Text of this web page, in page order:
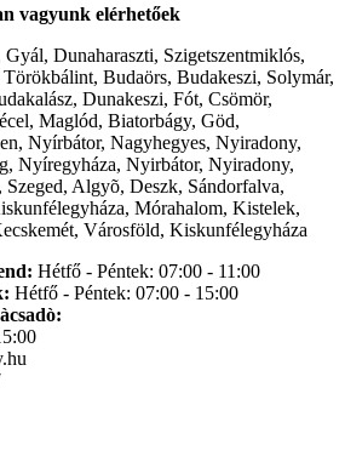
vagyunk elérhetőek
Gyál, Dunaharaszti, Szigetszentmiklós,
Budaörs, Budakeszi, Solymár,
Dunakeszi, Fót, Csömör,
Maglód, Biatorbágy, Göd,
Nyírbátor, Nagyhegyes, Nyiradony,
Nyíregyháza, Nyirbátor, Nyiradony,
Algyõ, Deszk, Sándorfalva,
Mórahalom, Kistelek,
Városföld, Kiskunfélegyháza
Hétfő - Péntek: 07:00 - 11:00
Hétfő - Péntek: 07:00 - 15:00